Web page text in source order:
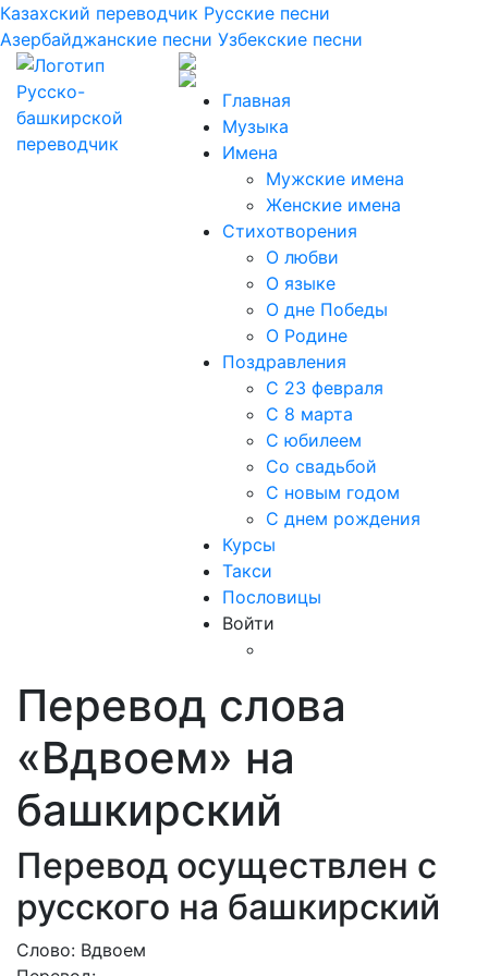
Казахский переводчик Русские песни
Азербайджанские песни Узбекские песни
Главная
Музыка
Имена
Мужские имена
Женские имена
Стихотворения
О любви
О языке
О дне Победы
О Родине
Поздравления
С 23 февраля
С 8 марта
С юбилеем
Со свадьбой
С новым годом
С днем рождения
Курсы
Такси
Пословицы
Войти
Перевод слова
«Вдвоем» на
башкирский
Перевод осуществлен с
русского на башкирский
Слово: Вдвоем